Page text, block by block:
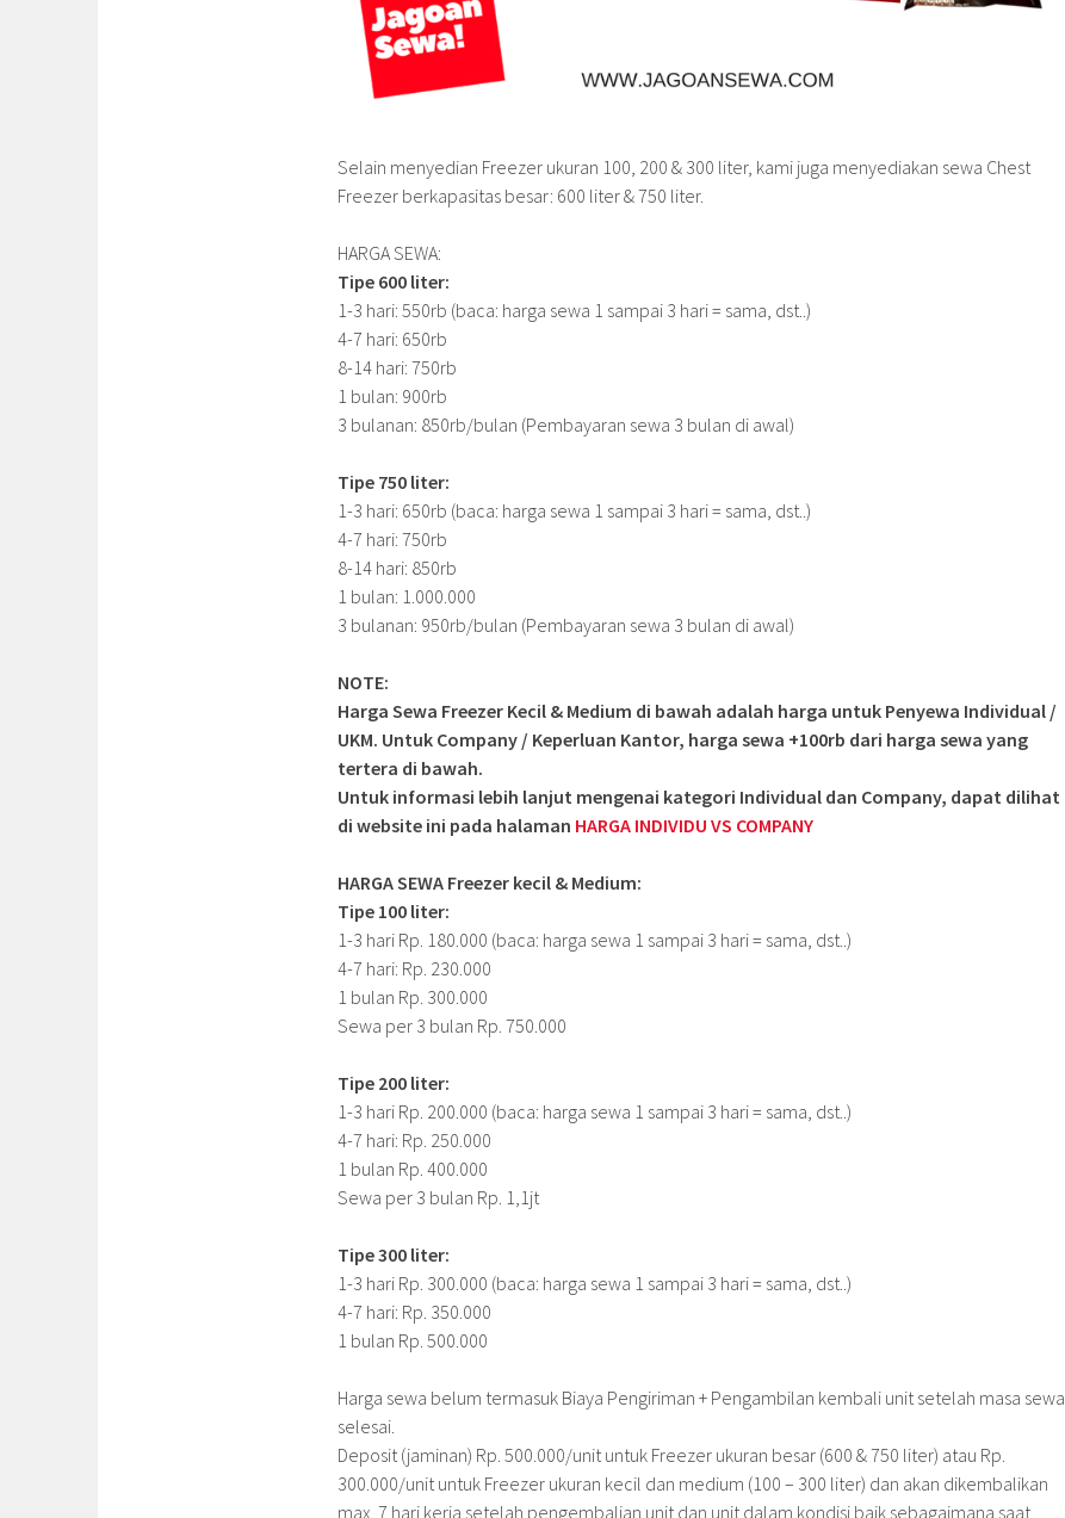
Selain menyedian Freezer ukuran 100, 200 & 300 liter, kami juga menyediakan sewa Chest
Freezer berkapasitas besar: 600 liter & 750 liter.
HARGA SEWA:
Tipe 600 liter:
1-3 hari: 550rb (baca: harga sewa 1 sampai 3 hari = sama, dst..)
4-7 hari: 650rb
8-14 hari: 750rb
1 bulan: 900rb
3 bulanan: 850rb/bulan (Pembayaran sewa 3 bulan di awal)
Tipe 750 liter:
1-3 hari: 650rb (baca: harga sewa 1 sampai 3 hari = sama, dst..)
4-7 hari: 750rb
8-14 hari: 850rb
1 bulan: 1.000.000
3 bulanan: 950rb/bulan (Pembayaran sewa 3 bulan di awal)
NOTE:
Harga Sewa Freezer Kecil & Medium di bawah adalah harga untuk Penyewa Individual /
UKM. Untuk Company / Keperluan Kantor, harga sewa +100rb dari harga sewa yang
tertera di bawah.
Untuk informasi lebih lanjut mengenai kategori Individual dan Company, dapat dilihat
di website ini pada halaman HARGA INDIVIDU VS COMPANY
HARGA SEWA Freezer kecil & Medium:
Tipe 100 liter:
1-3 hari Rp. 180.000 (baca: harga sewa 1 sampai 3 hari = sama, dst..)
4-7 hari: Rp. 230.000
1 bulan Rp. 300.000
Sewa per 3 bulan Rp. 750.000
Tipe 200 liter:
1-3 hari Rp. 200.000 (baca: harga sewa 1 sampai 3 hari = sama, dst..)
4-7 hari: Rp. 250.000
1 bulan Rp. 400.000
Sewa per 3 bulan Rp. 1,1jt
Tipe 300 liter:
1-3 hari Rp. 300.000 (baca: harga sewa 1 sampai 3 hari = sama, dst..)
4-7 hari: Rp. 350.000
1 bulan Rp. 500.000
Harga sewa belum termasuk Biaya Pengiriman + Pengambilan kembali unit setelah masa sewa
selesai.
Deposit (jaminan) Rp. 500.000/unit untuk Freezer ukuran besar (600 & 750 liter) atau Rp.
300.000/unit untuk Freezer ukuran kecil dan medium (100 – 300 liter) dan akan dikembalikan
max. 7 hari kerja setelah pengembalian unit dan unit dalam kondisi baik sebagaimana saat